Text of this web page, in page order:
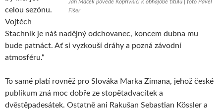
Jan Macek povede Kopřivnici k obhajobě titulu | foto Pavel
Fišer
celou sezónu.
Vojtěch
Stachník je náš nadějný odchovanec, koncem dubna mu
bude patnáct. Ať si vyzkouší dráhy a pozná závodní
atmosféru.“
To samé platí rovněž pro Slováka Marka Zimana, jehož české
publikum zná moc dobře ze stopětadvacítek a
dvěstěpadesátek. Ostatně ani Rakušan Sebastian Kössler a